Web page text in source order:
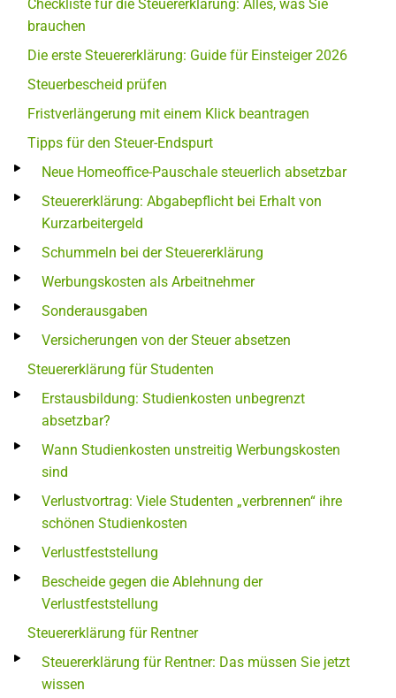
Checkliste für die Steuererklärung: Alles, was Sie
brauchen
Die erste Steuererklärung: Guide für Einsteiger 2026
Steuerbescheid prüfen
Fristverlängerung mit einem Klick beantragen
Tipps für den Steuer-Endspurt
Neue Homeoffice-Pauschale steuerlich absetzbar
Steuererklärung: Abgabepflicht bei Erhalt von
Kurzarbeitergeld
Schummeln bei der Steuererklärung
Werbungskosten als Arbeitnehmer
Sonderausgaben
Versicherungen von der Steuer absetzen
Steuererklärung für Studenten
Erstausbildung: Studienkosten unbegrenzt
absetzbar?
Wann Studienkosten unstreitig Werbungskosten
sind
Verlustvortrag: Viele Studenten „verbrennen“ ihre
schönen Studienkosten
Verlustfeststellung
Bescheide gegen die Ablehnung der
Verlustfeststellung
Steuererklärung für Rentner
Steuererklärung für Rentner: Das müssen Sie jetzt
wissen